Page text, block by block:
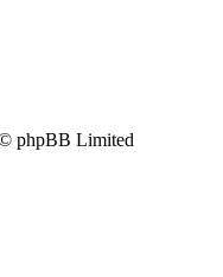
phpBB Limited